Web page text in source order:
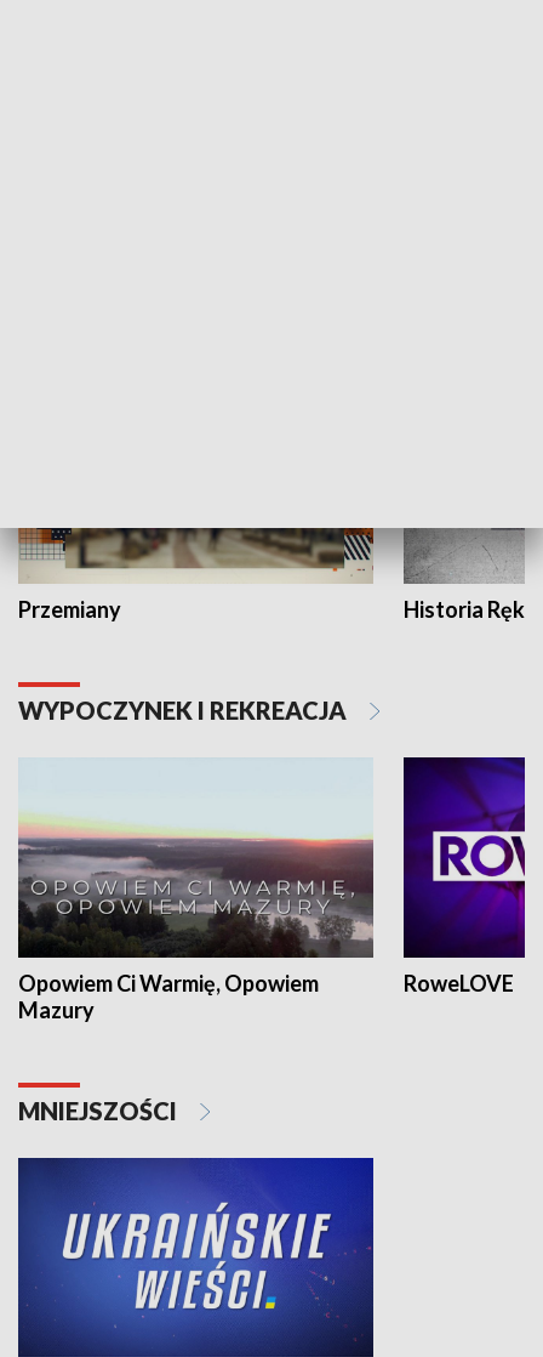
Przemiany Historia Ręką
WYPOCZYNEK I REKREACJA
Opowiem Ci Warmię, Opowiem
Mazury
RoweLOVE
MNIEJSZOŚCI